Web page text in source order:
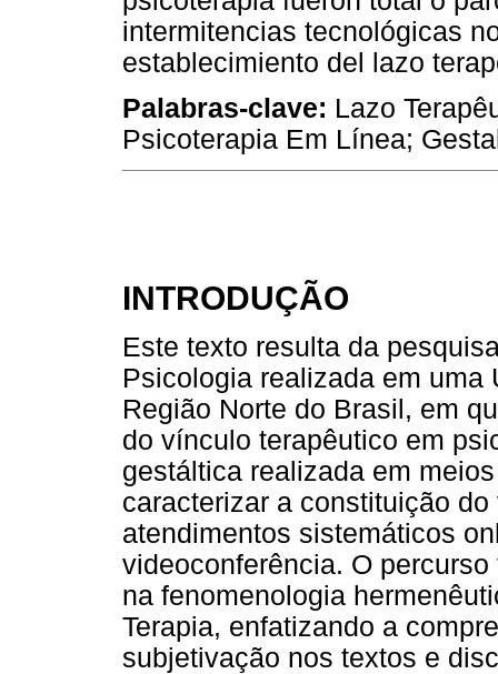
intermitencias tecnológicas
establecimiento del lazo
Palabras-clave: Lazo
Psicoterapia Em Línea;
INTRODUÇÃO
Este texto resulta da
Psicologia realizada em
Região Norte do Brasil, em
do vínculo terapêutico em
gestáltica realizada em
caracterizar a constituição
atendimentos sistemáticos
videoconferência. O
na fenomenologia
Terapia, enfatizando a
subjetivação nos textos e